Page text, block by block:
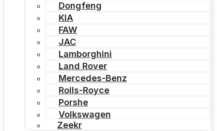
Dongfeng
KIA
FAW
JAC
Lamborghini
Land Rover
Mercedes-Benz
Rolls-Royce
Porshe
Volkswagen
Zeekr